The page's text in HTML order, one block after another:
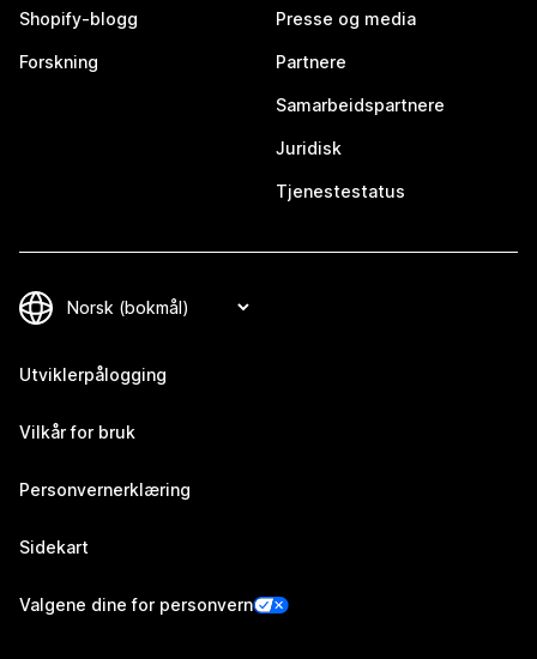
Shopify-blogg
Forskning
Presse og media
Partnere
Samarbeidspartnere
Juridisk
Tjenestestatus
Utviklerpålogging
Vilkår for bruk
Personvernerklæring
Sidekart
Valgene dine for personvern